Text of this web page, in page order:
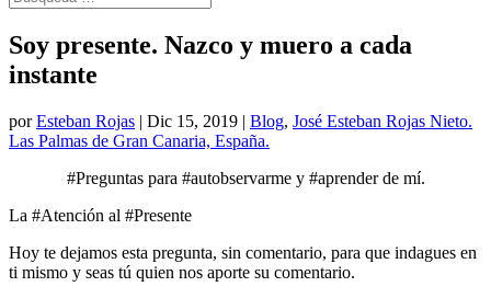
Soy presente. Nazco y muero a cada
instante
porEsteban Rojas | Dic 15, 2019 | Blog, José Esteban Rojas Nieto.
Las Palmas de Gran Canaria, España.
#Preguntas para #autobservarme y #aprender de mí.
La #Atención al #Presente
Hoy te dejamos esta pregunta, sin comentario, para que indagues en
ti mismo y seas tú quien nos aporte su comentario.